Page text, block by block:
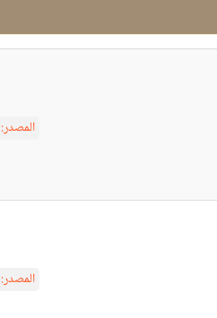
المصدر:
المصدر: